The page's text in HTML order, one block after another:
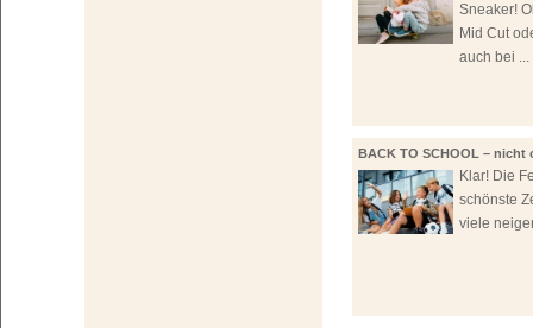
Sneaker!
Mid Cut
auch bei ...
BACK TO SCHOOL – nicht
Sneaker!
Klar! Die
schönste
viele